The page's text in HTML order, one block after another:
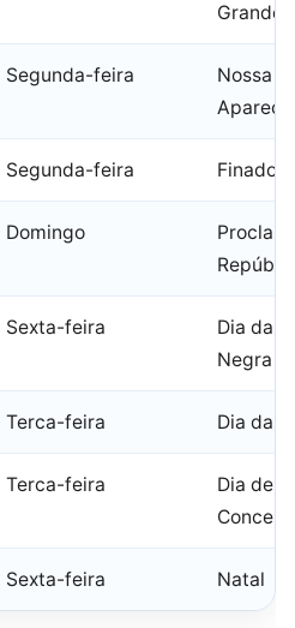
Grande
Segunda-feira
Nossa
Segunda-feira Finados
Domingo
Sexta-feira
Dia da
Negra
Terca-feira Dia da
Terca-feira
Dia de
Sexta-feira Natal